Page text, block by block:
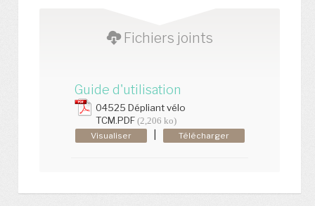
Fichiers joints
Guide d'utilisation
04525 Dépliant vélo
TCM.PDF (2,206 ko)
Visualiser Télécharger